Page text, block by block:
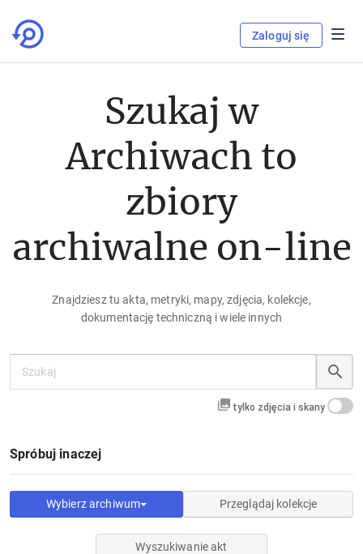
Zaloguj się
Szukaj w
Archiwach to
zbiory
archiwalne on-line
Znajdziesz tu akta, metryki, mapy, zdjęcia, kolekcje,
dokumentację techniczną i wiele innych
tylko zdjęcia i skany
Spróbuj inaczej
Wybierz archiwum Przeglądaj kolekcje
Wyszukiwanie akt